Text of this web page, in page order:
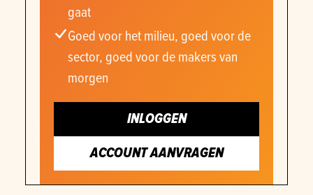
gaat
Goed voor het milieu, goed voor de
sector, goed voor de makers van
morgen
INLOGGEN
ACCOUNT AANVRAGEN